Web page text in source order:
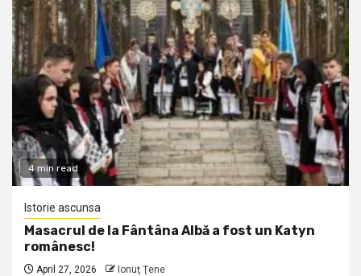
4 min read
Istorie ascunsa
Masacrul de la Fântâna Albă a fost un Katyn
românesc!
April 27, 2026 Ionuţ Ţene